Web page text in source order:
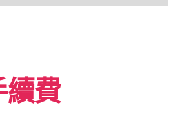
續費